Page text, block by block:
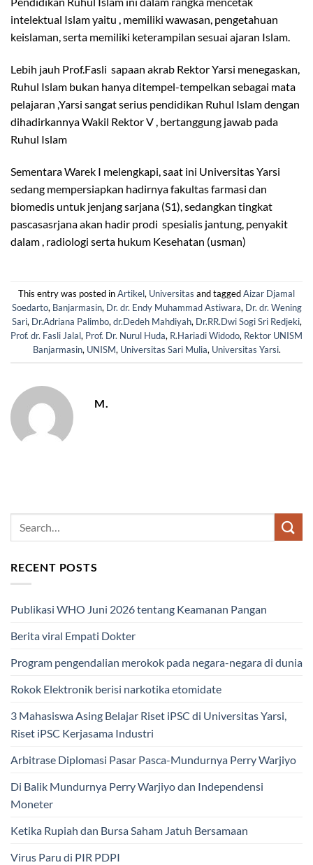
intelektual Islam yaitu , memiliki wawasan, pengetahuan
keislaman, serta memiliki keterampilan sesuai ajaran Islam.
Lebih jauh Prof.Fasli sapaan akrab Rektor Yarsi menegaskan,
Ruhul Islam bukan hanya ditempel-tempelkan sebagai mata
pelajaran ,Yarsi sangat serius pendidikan Ruhul Islam dengan
dihadirkannya Wakil Rektor V , bertanggung jawab pada
Ruhul Islam
Sementara Warek I melengkapi, saat ini Universitas Yarsi
sedang mempersiapkan hadirnya fakultas farmasi dan
biomedis untuk jenjang sarjana (S1), sedangkan tingkat
pascasasrjana akan hadir prodi spesialis jantung, penyakit
dalam , radiologi serta hukum Kesehatan (usman)
This entry was posted inArtikel, Universitas and taggedAizar Djamal
Soedarto, Banjarmasin, Dr. dr. Endy Muhammad Astiwara, Dr. dr. Wening
Sari, Dr.Adriana Palimbo, dr.Dedeh Mahdiyah, Dr.RR.Dwi Sogi Sri Redjeki,
Prof. dr. Fasli Jalal, Prof. Dr. Nurul Huda, R.Hariadi Widodo, Rektor UNISM
Banjarmasin, UNISM, Universitas Sari Mulia, Universitas Yarsi.
M.
RECENT POSTS
Publikasi WHO Juni 2026 tentang Keamanan Pangan
Berita viral Empati Dokter
Program pengendalian merokok pada negara-negara di dunia
Rokok Elektronik berisi narkotika etomidate
3 Mahasiswa Asing Belajar Riset iPSC di Universitas Yarsi,
Riset iPSC Kerjasama Industri
Arbitrase Diplomasi Pasar Pasca-Mundurnya Perry Warjiyo
Di Balik Mundurnya Perry Warjiyo dan Independensi
Moneter
Ketika Rupiah dan Bursa Saham Jatuh Bersamaan
Virus Paru di PIR PDPI